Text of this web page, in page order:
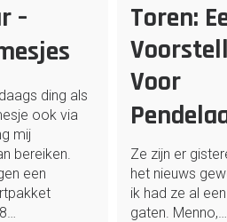
–
ding als
ook via
mij
bereiken.
een
Toren:
Voor
Ze zijn er
het nieuws
ik had ze al
gaten. Menno,…